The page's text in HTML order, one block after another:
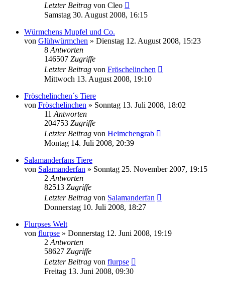
Letzter Beitrag von Cleo
Samstag 30. August 2008, 16:15
Würmchens Mupfel und Co.
von Glühwürmchen » Dienstag 12. August 2008, 15:23
8 Antworten
146507 Zugriffe
Letzter Beitrag von Fröschelinchen
Mittwoch 13. August 2008, 19:10
Fröschelinchen´s Tiere
von Fröschelinchen » Sonntag 13. Juli 2008, 18:02
11 Antworten
204753 Zugriffe
Letzter Beitrag von Heimchengrab
Montag 14. Juli 2008, 20:39
Salamanderfans Tiere
von Salamanderfan » Sonntag 25. November 2007, 19:15
2 Antworten
82513 Zugriffe
Letzter Beitrag von Salamanderfan
Donnerstag 10. Juli 2008, 18:27
Flurpses Welt
von flurpse » Donnerstag 12. Juni 2008, 19:19
2 Antworten
58627 Zugriffe
Letzter Beitrag von flurpse
Freitag 13. Juni 2008, 09:30